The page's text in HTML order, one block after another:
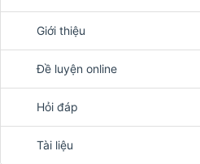
Giới thiệu
Đề luyện online
Hỏi đáp
Tài liệu